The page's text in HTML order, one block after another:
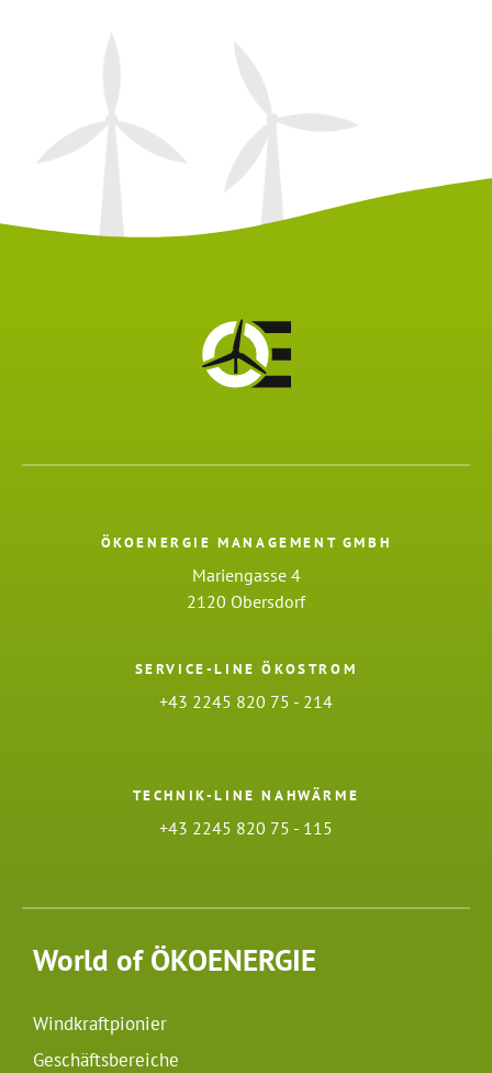
ÖKOENERGIE MANAGEMENT GMBH
Mariengasse 4
2120 Obersdorf
SERVICE-LINE ÖKOSTROM
+43 2245 820 75 - 214
TECHNIK-LINE NAHWÄRME
+43 2245 820 75 - 115
World of ÖKOENERGIE
Windkraftpionier
Geschäftsbereiche